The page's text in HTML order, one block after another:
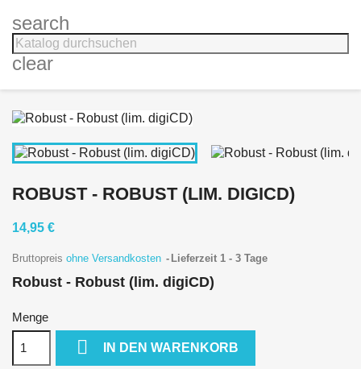
search
clear
ROBUST - ROBUST (LIM. DIGICD)
14,95 €
Bruttopreis ohne Versandkosten Lieferzeit 1 - 3 Tage
Robust - Robust (lim. digiCD)
Menge
 IN DEN WARENKORB